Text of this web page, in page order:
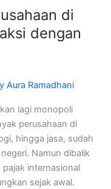
di
dengan
Aura Ramadhani
lagi monopoli
perusahaan di
hingga jasa, sudah
Namun dibalik
internasional
sejak awal.